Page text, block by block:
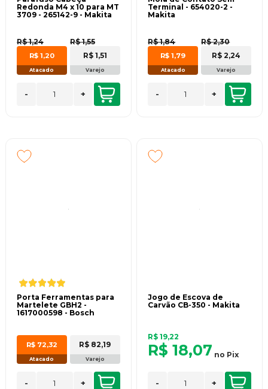
Redonda M4 x 10 para MT
3709 - 265142-9 - Makita
R$ 1,24
R$ 1,20
Atacado
R$ 1,55
R$ 1,51
Varejo
- +
Terminal - 654020-2 -
Makita
R$ 1,84
R$ 1,79
Atacado
R$ 2,30
R$ 2,24
Varejo
- +
Porta Ferramentas para
Martelete GBH2 -
1617000598 - Bosch
R$ 72,32
Atacado
R$ 82,19
Varejo
- +
Jogo de Escova de
Carvão CB-350 - Makita
R$ 19,22
R$ 18,07 no Pix
- +